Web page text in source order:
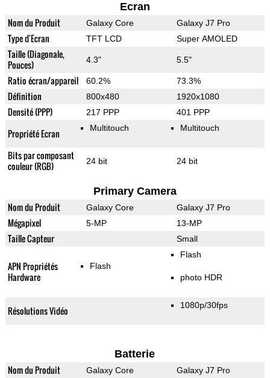
Ecran
Nom du Produit Galaxy Core Galaxy J7 Pro
Type d'Ecran TFT LCD Super AMOLED
Taille (Diagonale,
Pouces)
4.3" 5.5"
Ratio écran/appareil 60.2% 73.3%
Définition 800x480 1920x1080
Densité (PPP) 217 PPP 401 PPP
Propriété Ecran Multitouch Multitouch
Bits par composant
couleur (RGB)
24 bit 24 bit
Primary Camera
Nom du Produit Galaxy Core Galaxy J7 Pro
Mégapixel 5-MP 13-MP
Taille Capteur Small
APN Propriétés
Hardware
Flash
Flash
photo HDR
Résolutions Vidéo 1080p/30fps
Batterie
Nom du Produit Galaxy Core Galaxy J7 Pro